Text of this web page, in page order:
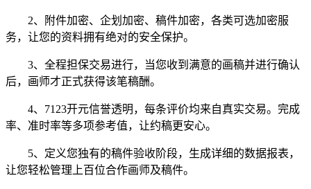
2、附件加密、企划加密、稿件加密，各类可选加密服
务，让您的资料拥有绝对的安全保护。
3、全程担保交易进行，当您收到满意的画稿并进行确认
后，画师才正式获得该笔稿酬。
4、7123开元信誉透明，每条评价均来自真实交易。完成
率、准时率等多项参考值，让约稿更安心。
5、定义您独有的稿件验收阶段，生成详细的数据报表，
让您轻松管理上百位合作画师及稿件。